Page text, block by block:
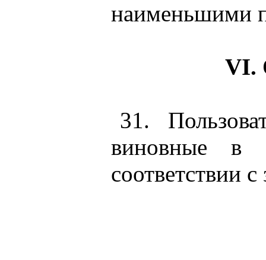
наименьшими
VI.
31.
виновные в
соответствии